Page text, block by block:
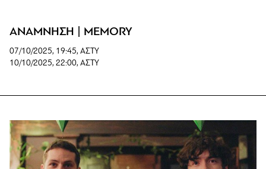
ΑΝΑΜΝΗΣΗ | MEMORY
07/10/2025, 19:45, ΑΣΤΥ
10/10/2025, 22:00, ΑΣΤΥ